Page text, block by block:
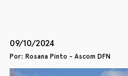
09/10/2024
Por: Rosana Pinto - Ascom DFN